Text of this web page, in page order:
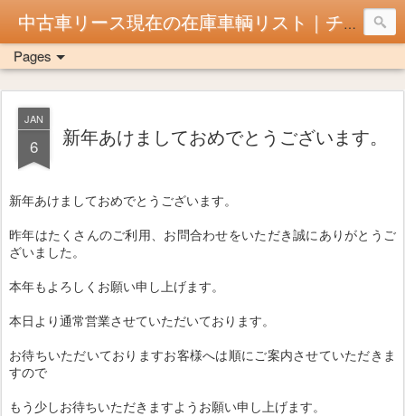
中古車リース現在の在庫車輌リスト｜チョイ乗り！京都市
Pages
JAN
6 新年あけましておめでとうございます。
新年あけましておめでとうございます。
昨年はたくさんのご利用、お問合わせをいただき誠にありがとうご
ざいました。
本年もよろしくお願い申し上げます。
本日より通常営業させていただいております。
お待ちいただいておりますお客様へは順にご案内させていただきま
すので
もう少しお待ちいただきますようお願い申し上げます。